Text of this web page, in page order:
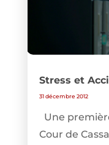
Stress et
31 décembre 2012
Une
Cour de